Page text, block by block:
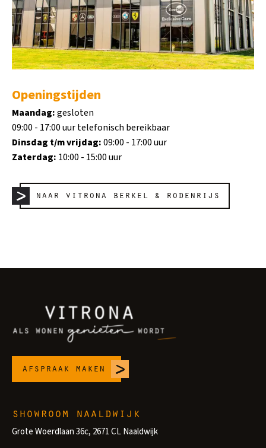
Openingstijden
Maandag:gesloten
09:00 - 17:00 uur telefonisch bereikbaar
Dinsdag t/m vrijdag:09:00 - 17:00 uur
Zaterdag: 10:00 - 15:00 uur
naar vitrona berkel & rodenrijs
afspraak maken
showroom naaldwijk
Grote Woerdlaan 36c, 2671 CL Naaldwijk